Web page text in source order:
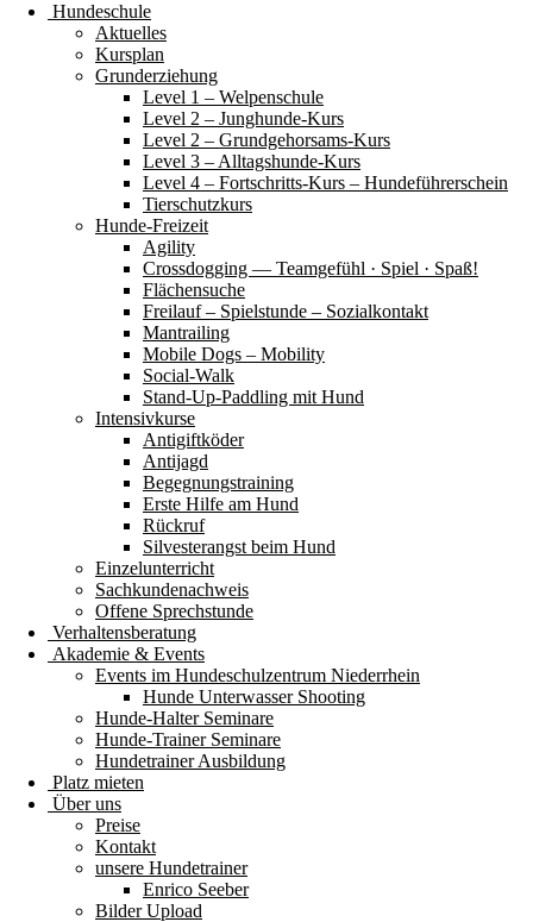
Hundeschule
Aktuelles
Kursplan
Grunderziehung
Level 1 – Welpenschule
Level 2 – Junghunde-Kurs
Level 2 – Grundgehorsams-Kurs
Level 3 – Alltagshunde-Kurs
Level 4 – Fortschritts-Kurs – Hundeführerschein
Tierschutzkurs
Hunde-Freizeit
Agility
Crossdogging — Teamgefühl · Spiel · Spaß!
Flächensuche
Freilauf – Spielstunde – Sozialkontakt
Mantrailing
Mobile Dogs – Mobility
Social-Walk
Stand-Up-Paddling mit Hund
Intensivkurse
Antigiftköder
Antijagd
Begegnungstraining
Erste Hilfe am Hund
Rückruf
Silvesterangst beim Hund
Einzelunterricht
Sachkundenachweis
Offene Sprechstunde
Verhaltensberatung
Akademie & Events
Events im Hundeschulzentrum Niederrhein
Hunde Unterwasser Shooting
Hunde-Halter Seminare
Hunde-Trainer Seminare
Hundetrainer Ausbildung
Platz mieten
Über uns
Preise
Kontakt
unsere Hundetrainer
Enrico Seeber
Bilder Upload